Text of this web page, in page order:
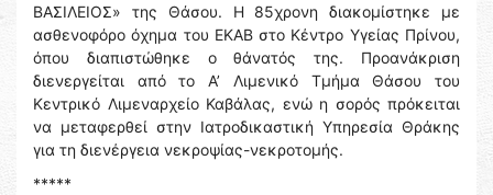
ΒΑΣΙΛΕΙΟΣ» της Θάσου. Η 85χρονη διακομίστηκε με
ασθενοφόρο όχημα του ΕΚΑΒ στο Κέντρο Υγείας Πρίνου,
όπου διαπιστώθηκε ο θάνατός της. Προανάκριση
διενεργείται από το Α’ Λιμενικό Τμήμα Θάσου του
Κεντρικό Λιμεναρχείο Καβάλας, ενώ η σορός πρόκειται
να μεταφερθεί στην Ιατροδικαστική Υπηρεσία Θράκης
για τη διενέργεια νεκροψίας-νεκροτομής.
*****